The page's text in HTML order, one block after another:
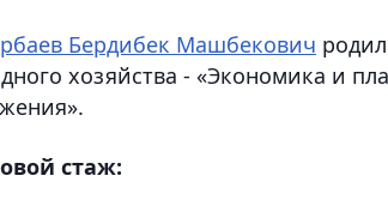
Бердибек Машбекович
хозяйства - «Экономика и
стаж: